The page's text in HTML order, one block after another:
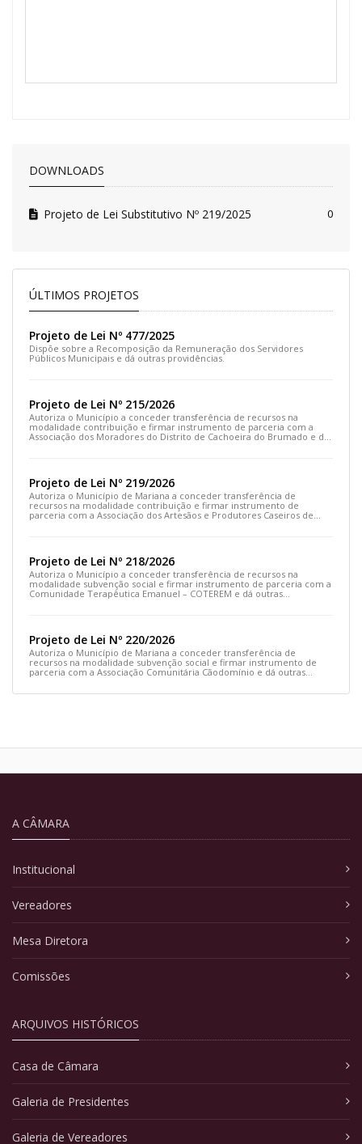
DOWNLOADS
Projeto de Lei Substitutivo Nº 219/2025 0
ÚLTIMOS PROJETOS
Projeto de Lei Nº 477/2025
Dispõe sobre a Recomposição da Remuneração dos Servidores
Públicos Municipais e dá outras providências.
Projeto de Lei Nº 215/2026
Autoriza o Município a conceder transferência de recursos na
modalidade contribuição e firmar instrumento de parceria com a
Associação dos Moradores do Distrito de Cachoeira do Brumado e dá
Projeto de Lei Nº 219/2026
Autoriza o Município de Mariana a conceder transferência de
recursos na modalidade contribuição e firmar instrumento de
parceria com a Associação dos Artesãos e Produtores Caseiros de
Projeto de Lei Nº 218/2026
Autoriza o Município a conceder transferência de recursos na
modalidade subvenção social e firmar instrumento de parceria com a
Comunidade Terapêutica Emanuel – COTEREM e dá outras
Projeto de Lei Nº 220/2026
Autoriza o Município de Mariana a conceder transferência de
recursos na modalidade subvenção social e firmar instrumento de
parceria com a Associação Comunitária Cãodomínio e dá outras
A CÂMARA
Institucional
Vereadores
Mesa Diretora
Comissões
ARQUIVOS HISTÓRICOS
Casa de Câmara
Galeria de Presidentes
Galeria de Vereadores